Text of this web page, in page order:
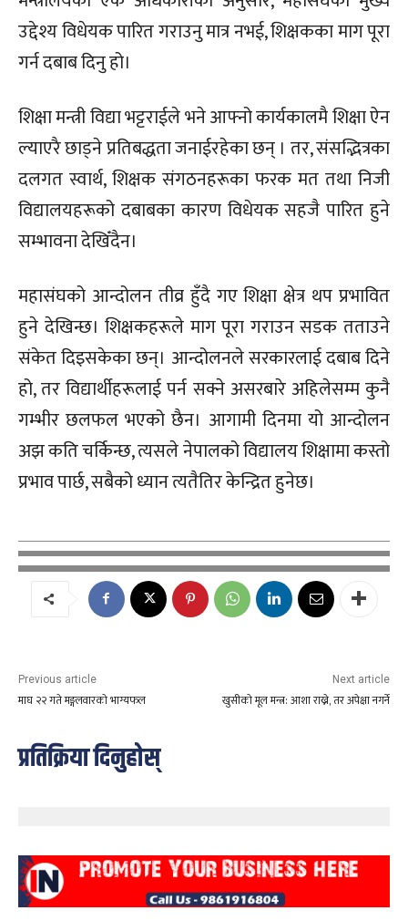
उद्देश्य विधेयक पारित गराउनु मात्र नभई, शिक्षकका माग पूरा
गर्न दबाब दिनु हो।
शिक्षा मन्त्री विद्या भट्टराईले भने आफ्नो कार्यकालमै शिक्षा ऐन
ल्याएरै छाड्ने प्रतिबद्धता जनाईरहेका छन् । तर, संसद्भित्रका
दलगत स्वार्थ, शिक्षक संगठनहरूका फरक मत तथा निजी
विद्यालयहरूको दबाबका कारण विधेयक सहजै पारित हुने
सम्भावना देखिँदैन।
महासंघको आन्दोलन तीव्र हुँदै गए शिक्षा क्षेत्र थप प्रभावित
हुने देखिन्छ। शिक्षकहरूले माग पूरा गराउन सडक तताउने
संकेत दिइसकेका छन्। आन्दोलनले सरकारलाई दबाब दिने
हो, तर विद्यार्थीहरूलाई पर्न सक्ने असरबारे अहिलेसम्म कुनै
गम्भीर छलफल भएको छैन। आगामी दिनमा यो आन्दोलन
अझ कति चर्किन्छ, त्यसले नेपालको विद्यालय शिक्षामा कस्तो
प्रभाव पार्छ, सबैको ध्यान त्यतैतिर केन्द्रित हुनेछ।
Previous article
माघ २२ गते मङ्गलवारको भाग्यफल
Next article
खुसीको मूल मन्त्र: आशा राख्ने, तर अपेक्षा नगर्ने
प्रतिक्रिया दिनुहोस्